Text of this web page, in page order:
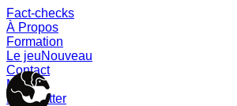
Fact-checks
À Propos
Formation
Le jeuNouveau
Contact
Memes
Newsletter